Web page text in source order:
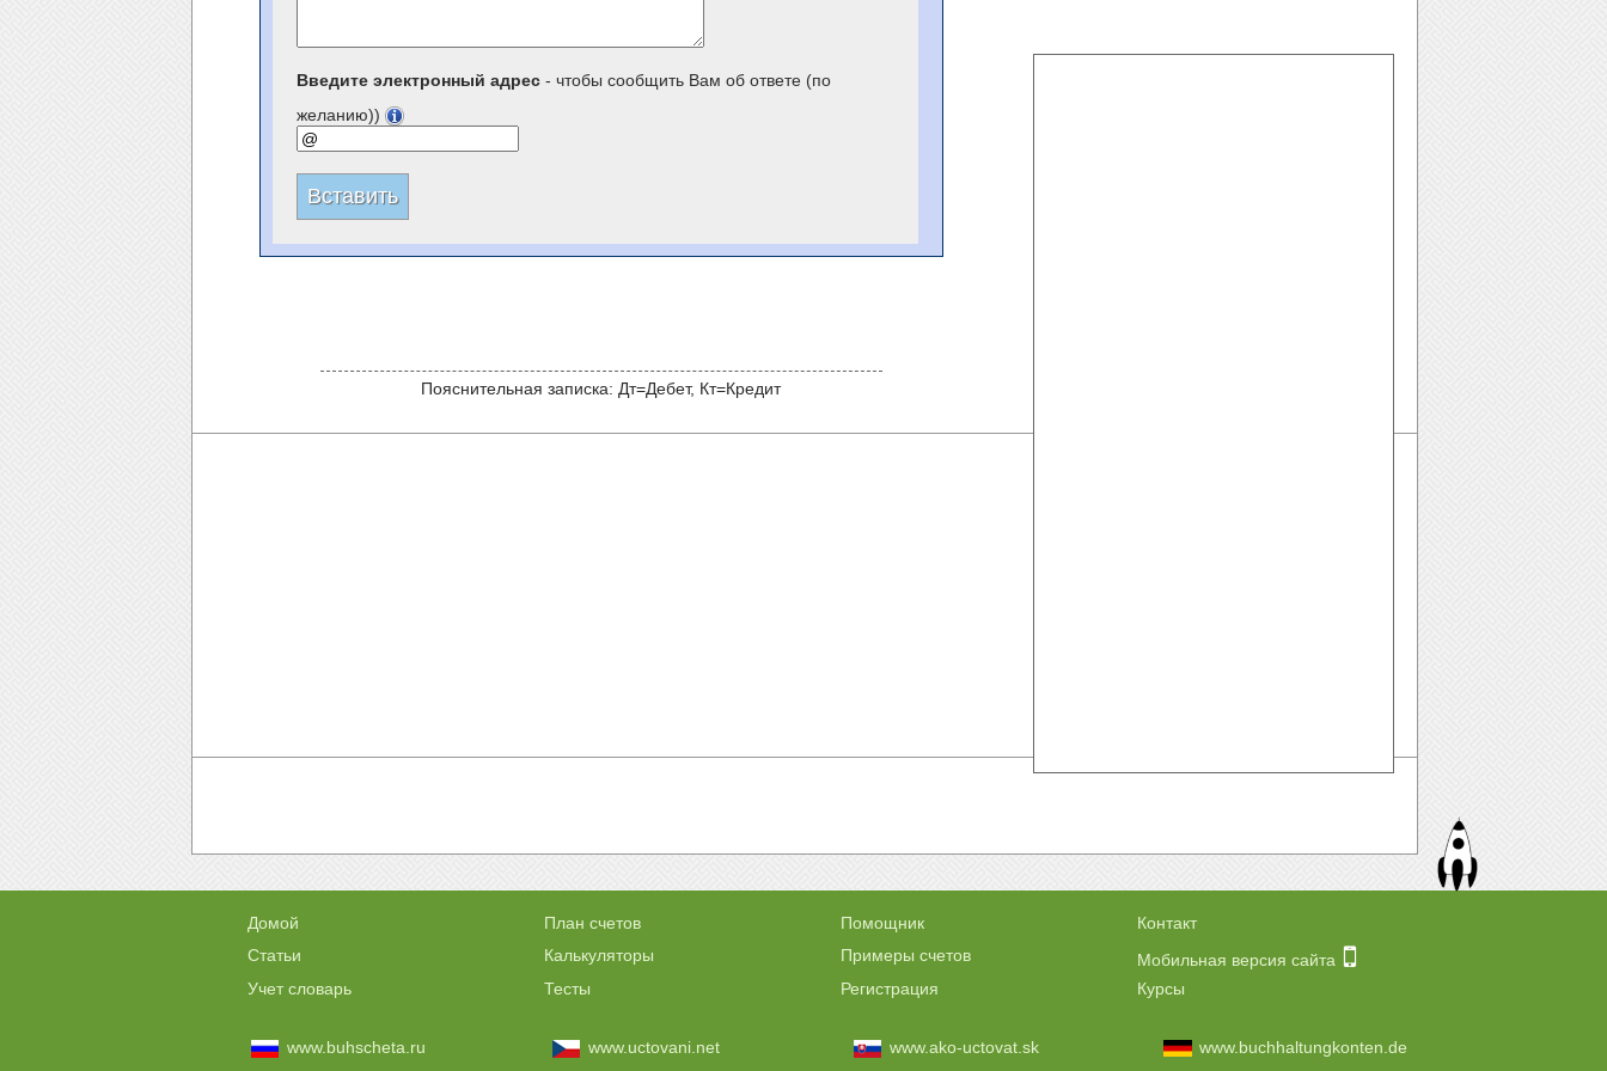
Введите электронный адрес- чтобы сообщить Вам об ответе (по
желанию))
Пояснительная записка: Дт=Дебет, Кт=Кредит
Домой План счетов Помощник
Контакт
Статьи
Калькуляторы Примеры счетов
Мобильная версия сайта
Учет словарь
Тесты Регистрация Курсы
www.buhscheta.ru www.uctovani.net www.ako-uctovat.sk www.buchhaltungkonten.de